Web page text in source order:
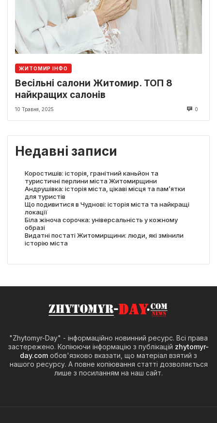
ЖИТОМИР ІНФО
Весільні салони Житомир. ТОП 8
найкращих салонів
10 Травня, 2025 0
Недавні записи
Коростишів: історія, гранітний каньйон та
туристичні перлини міста Житомирщини
Андрушівка: історія міста, цікаві місця та пам’ятки
для туристів
Що подивитися в Чуднові: історія міста та найкращі
локації
Біла жіноча сорочка: універсальність у кожному
образі
Видатні постаті Житомирщини: люди, які змінили
історію міста
"Zhytomyr-Day" - інформаційно новинний ресурс. Всі права
застережено. Копіюючи інформацію з публікацій zhytomyr-
day.com обов'язково вказати, що матеріал взятий з
нашого ресурсу. А повне копіювання статті дозволяється
лише з посиланням на наш сайт.